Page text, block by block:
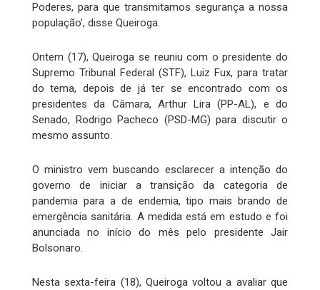
Poderes, para que transmitamos segurança a nossa
população', disse Queiroga.
Ontem (17), Queiroga se reuniu com o presidente do
Supremo Tribunal Federal (STF), Luiz Fux, para tratar
do tema, depois de já ter se encontrado com os
presidentes da Câmara, Arthur Lira (PP-AL), e do
Senado, Rodrigo Pacheco (PSD-MG) para discutir o
mesmo assunto.
O ministro vem buscando esclarecer a intenção do
governo de iniciar a transição da categoria de
pandemia para a de endemia, tipo mais brando de
emergência sanitária. A medida está em estudo e foi
anunciada no início do mês pelo presidente Jair
Bolsonaro.
Nesta sexta-feira (18), Queiroga voltou a avaliar que